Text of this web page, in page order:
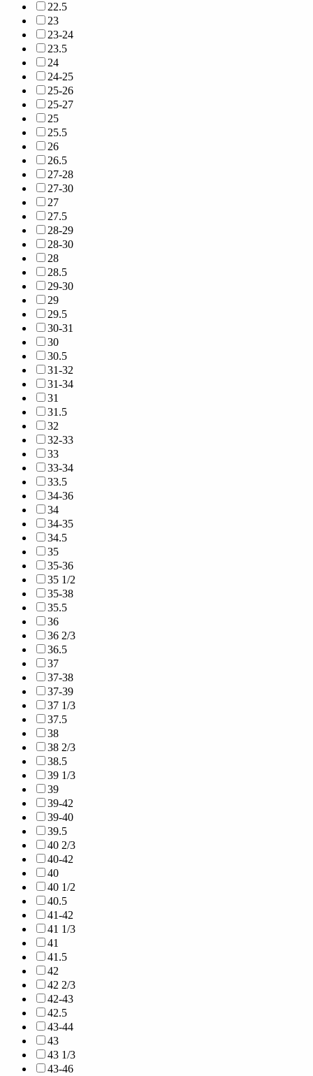
22.5
23
23-24
23.5
24
24-25
25-26
25-27
25
25.5
26
26.5
27-28
27-30
27
27.5
28-29
28-30
28
28.5
29-30
29
29.5
30-31
30
30.5
31-32
31-34
31
31.5
32
32-33
33
33-34
33.5
34-36
34
34-35
34.5
35
35-36
35 1/2
35-38
35.5
36
36 2/3
36.5
37
37-38
37-39
37 1/3
37.5
38
38 2/3
38.5
39 1/3
39
39-42
39-40
39.5
40 2/3
40-42
40
40 1/2
40.5
41-42
41 1/3
41
41.5
42
42 2/3
42-43
42.5
43-44
43
43 1/3
43-46